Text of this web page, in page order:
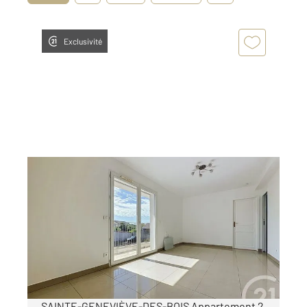
Exclusivité
STE GENEVIEVE DES BOIS 91
, 2 pièces
Appartement F2 à louer
842,91 €
par mois charges comprises